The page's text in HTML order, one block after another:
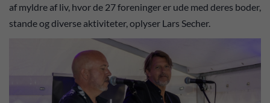
af myldre af liv, hvor de 27 foreninger er ude med deres boder,
stande og diverse aktiviteter, oplyser Lars Secher.